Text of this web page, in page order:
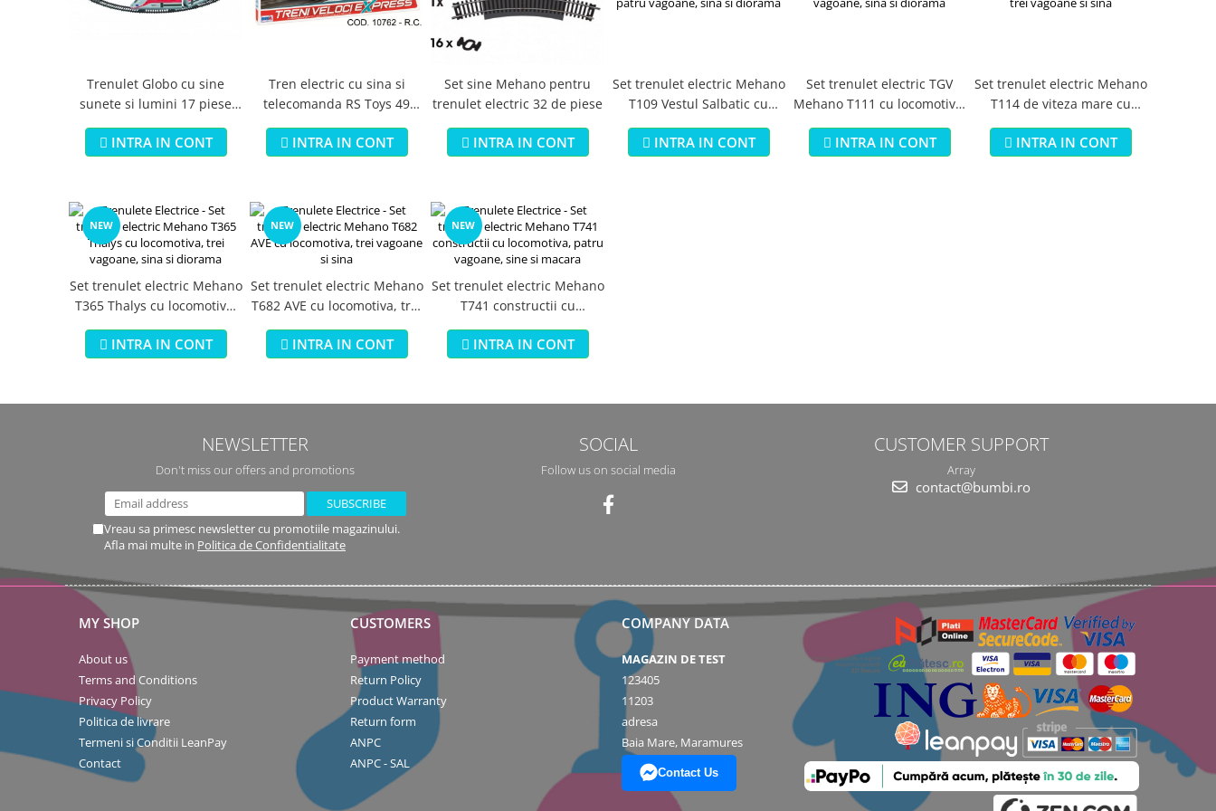
Placi pentru inot
Kituri constructie si pictura
Machete auto Diecast
Masini, trenuri, avioane
Papusi si accesorii
Trenulete Electrice
Biciclete fara pedale
Trotinete
Trenulet Globo cu sine
sunete si lumini 17 piese
scara 1:87
INTRA IN CONT
Tren electric cu sina si
telecomanda RS Toys 49
piese
INTRA IN CONT
Set sine Mehano pentru
trenulet electric 32 de piese
INTRA IN CONT
Set trenulet electric Mehano
T109 Vestul Salbatic cu
locomotiva, patru vagoane,
sina si diorama
INTRA IN CONT
Set trenulet electric TGV
Mehano T111 cu locomotiva,
trei vagoane, sina si
diorama
INTRA IN CONT
Set trenulet electric Mehano
T114 de viteza mare cu
locomotiva, trei vagoane si
sina
INTRA IN CONT
NEW
Set trenulet electric Mehano
T365 Thalys cu locomotiva,
trei vagoane, sina si
diorama
INTRA IN CONT
NEW
Set trenulet electric Mehano
T682 AVE cu locomotiva, trei
vagoane si sina
INTRA IN CONT
NEW
Set trenulet electric Mehano
T741 constructii cu
locomotiva, patru vagoane,
sine si macara
INTRA IN CONT
NEWSLETTER
Don't miss our offers and promotions
Vreau sa primesc newsletter cu promotiile magazinului.
Afla mai multe in Politica de Confidentialitate
SOCIAL
Follow us on social media
CUSTOMER SUPPORT
Array
contact@bumbi.ro
MY SHOP
About us
Terms and Conditions
Privacy Policy
Politica de livrare
Termeni si Conditii LeanPay
Contact
CUSTOMERS
Payment method
Return Policy
Product Warranty
Return form
ANPC
ANPC - SAL
COMPANY DATA
MAGAZIN DE TEST
123405
11203
adresa
Baia Mare, Maramures
Contact Us